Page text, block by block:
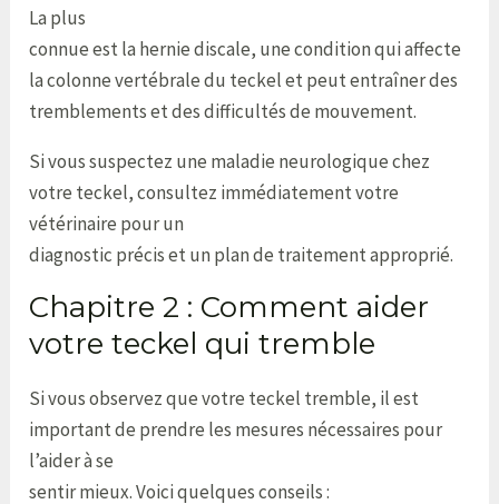
La plus
connue est la hernie discale, une condition qui affecte
la colonne vertébrale du teckel et peut entraîner des
tremblements et des difficultés de mouvement.
Si vous suspectez une maladie neurologique chez
votre teckel, consultez immédiatement votre
vétérinaire pour un
diagnostic précis et un plan de traitement approprié.
Chapitre 2 : Comment aider
votre teckel qui tremble
Si vous observez que votre teckel tremble, il est
important de prendre les mesures nécessaires pour
l’aider à se
sentir mieux. Voici quelques conseils :